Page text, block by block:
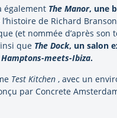
également The Manor, une
de Richard
(et nommée d’après son
que The Dock, un salon
Hamptons-meets-Ibiza.
Test Kitchen , avec un
par Concrete